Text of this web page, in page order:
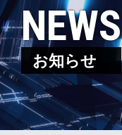
NEWS
お知らせ